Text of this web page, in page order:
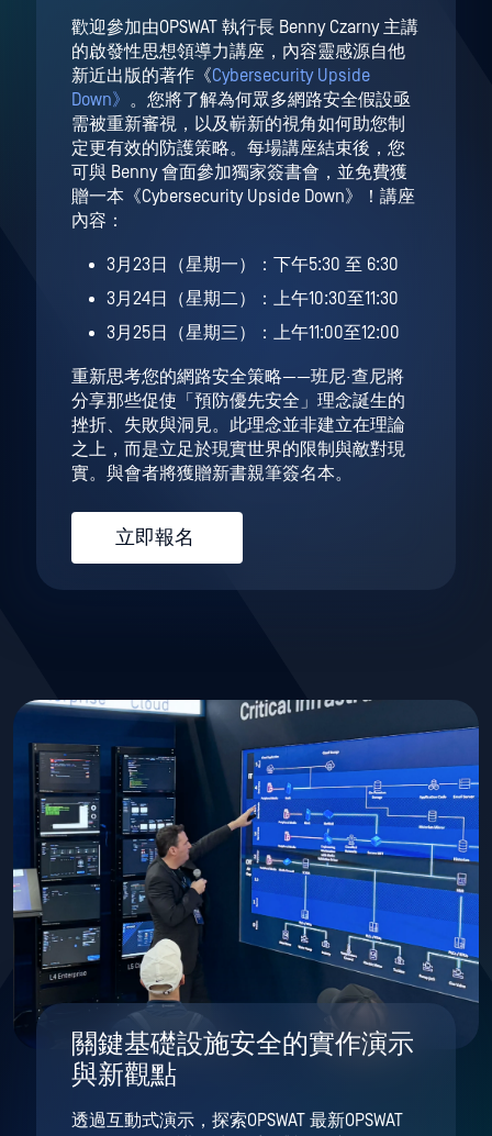
歡迎參加由OPSWAT 執行長 Benny Czarny 主講
的啟發性思想領導力講座，內容靈感源自他
新近出版的著作《Cybersecurity Upside
Down》 。您將了解為何眾多網路安全假設亟
需被重新審視，以及嶄新的視角如何助您制
定更有效的防護策略。每場講座結束後，您
可與 Benny 會面參加獨家簽書會，並免費獲
贈一本《Cybersecurity Upside Down》！講座
內容：
3月23日（星期一）：下午5:30 至 6:30
3月24日（星期二）：上午10:30至11:30
3月25日（星期三）：上午11:00至12:00
重新思考您的網路安全策略——班尼·查尼將
分享那些促使「預防優先安全」理念誕生的
挫折、失敗與洞見。此理念並非建立在理論
之上，而是立足於現實世界的限制與敵對現
實。與會者將獲贈新書親筆簽名本。
立即報名
關鍵基礎設施安全的實作演示
與新觀點
透過互動式演示，探索OPSWAT 最新OPSWAT